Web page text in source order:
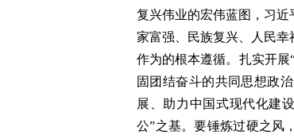
复兴伟业的宏伟蓝图，习
家富强、民族复兴、人民
作为的根本遵循。扎实开
固团结奋斗的共同思想政
展、助力中国式现代化建
公”之基。要锤炼过硬之风